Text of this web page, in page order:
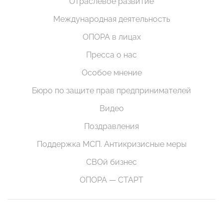
Международная деятельность
ОПОРА в лицах
Пресса о нас
Особое мнение
Бюро по защите прав предпринимателей
Видео
Поздравления
Поддержка МСП. Антикризисные меры
СВОй бизнес
ОПОРА — СТАРТ